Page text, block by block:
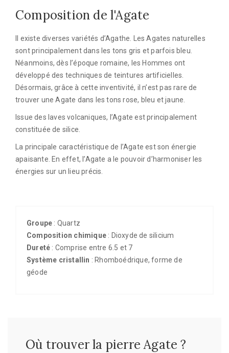
Composition de l'Agate
Il existe diverses variétés d’Agathe. Les Agates naturelles
sont principalement dans les tons gris et parfois bleu.
Néanmoins, dès l’époque romaine, les Hommes ont
développé des techniques de teintures artificielles.
Désormais, grâce à cette inventivité, il n’est pas rare de
trouver une Agate dans les tons rose, bleu et jaune.
Issue des laves volcaniques, l’Agate est principalement
constituée de silice.
La principale caractéristique de l’Agate est son énergie
apaisante. En effet, l’Agate a le pouvoir d’harmoniser les
énergies sur un lieu précis.
Groupe : Quartz
Composition chimique : Dioxyde de silicium
Dureté : Comprise entre 6.5 et 7
Système cristallin : Rhomboédrique, forme de
géode
Où trouver la pierre Agate ?